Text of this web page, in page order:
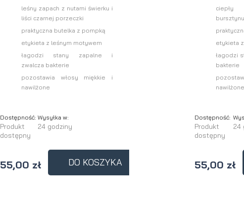
leśny zapach z nutami świerku i
liści czarnej porzeczki
praktyczna butelka z pompką
etykieta z leśnym motywem
łagodzi stany zapalne i
zwalcza bakterie
pozostawia włosy miękkie i
nawilżone
Dostępność:
Produkt
dostępny
Wysyłka w:
24 godziny
55,00 zł DO KOSZYKA
ciepły
etykieta
łagodzi
bakterie
nawilżone
Dostępność:
Produkt
dostępny
24
55,00 zł